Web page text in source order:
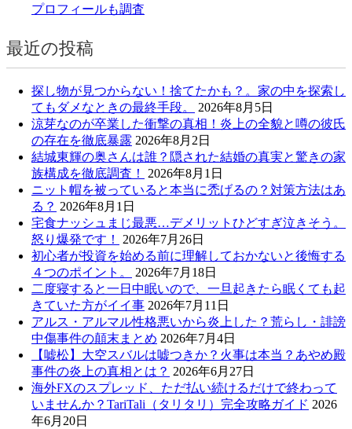
プロフィールも調査
最近の投稿
探し物が見つからない！捨てたかも？。家の中を探索し
てもダメなときの最終手段。
2026年8月5日
涼芽なのが卒業した衝撃の真相！炎上の全貌と噂の彼氏
の存在を徹底暴露 2026年8月2日
結城東輝の奥さんは誰？隠された結婚の真実と驚きの家
族構成を徹底調査！
2026年8月1日
ニット帽を被っていると本当に禿げるの？対策方法はあ
る？ 2026年8月1日
宅食ナッシュまじ最悪…デメリットひどすぎ泣きそう。
怒り爆発です！
2026年7月26日
初心者が投資を始める前に理解しておかないと後悔する
４つのポイント。
2026年7月18日
二度寝すると一日中眠いので、一旦起きたら眠くても起
きていた方がイイ事 2026年7月11日
アルス・アルマル性格悪いから炎上した？荒らし・誹謗
中傷事件の顛末まとめ 2026年7月4日
【嘘松】大空スバルは嘘つきか？火事は本当？あやめ殿
事件の炎上の真相とは？ 2026年6月27日
海外FXのスプレッド、ただ払い続けるだけで終わって
いませんか？TariTali（タリタリ）完全攻略ガイド 2026
年6月20日